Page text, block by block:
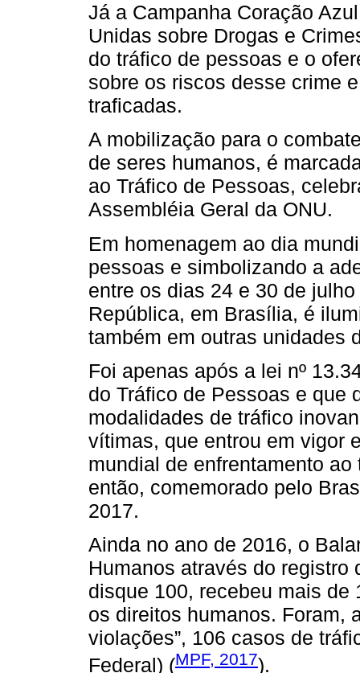
Já a Campanha Coração
Unidas sobre Drogas e
do tráfico de pessoas e o
sobre os riscos desse crime
traficadas.
A mobilização para o
de seres humanos, é
ao Tráfico de Pessoas,
Assembléia Geral da ONU.
Em homenagem ao dia
pessoas e simbolizando a
entre os dias 24 e 30 de
República, em Brasília, é
também em outras unidades
Foi apenas após a lei nº
do Tráfico de Pessoas e que
modalidades de tráfico
vítimas, que entrou em vigor
mundial de enfrentamento
então, comemorado pelo
2017.
Ainda no ano de 2016, o
Humanos através do
disque 100, recebeu mais
os direitos humanos. Foram,
violações”, 106 casos de
Federal) (MPF, 2017).